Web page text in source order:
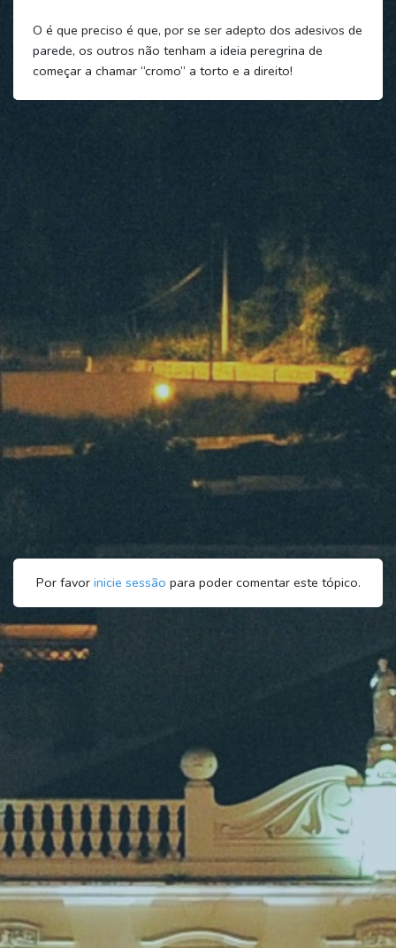
O é que preciso é que, por se ser adepto dos adesivos de
parede, os outros não tenham a ideia peregrina de
começar a chamar “cromo” a torto e a direito!
Por favor inicie sessão para poder comentar este tópico.